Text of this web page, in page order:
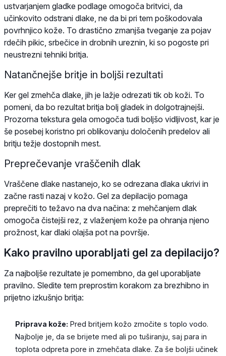
ustvarjanjem gladke podlage omogoča britvici, da
učinkovito odstrani dlake, ne da bi pri tem poškodovala
povrhnjico kože. To drastično zmanjša tveganje za pojav
rdečih pikic, srbečice in drobnih ureznin, ki so pogoste pri
neustrezni tehniki britja.
Natančnejše britje in boljši rezultati
Ker gel zmehča dlake, jih je lažje odrezati tik ob koži. To
pomeni, da bo rezultat britja bolj gladek in dolgotrajnejši.
Prozorna tekstura gela omogoča tudi boljšo vidljivost, kar je
še posebej koristno pri oblikovanju določenih predelov ali
britju težje dostopnih mest.
Preprečevanje vraščenih dlak
Vraščene dlake nastanejo, ko se odrezana dlaka ukrivi in
začne rasti nazaj v kožo. Gel za depilacijo pomaga
preprečiti to težavo na dva načina: z mehčanjem dlak
omogoča čistejši rez, z vlaženjem kože pa ohranja njeno
prožnost, kar dlaki olajša pot na površje.
Kako pravilno uporabljati gel za depilacijo?
Za najboljše rezultate je pomembno, da gel uporabljate
pravilno. Sledite tem preprostim korakom za brezhibno in
prijetno izkušnjo britja:
Priprava kože: Pred britjem kožo zmočite s toplo vodo.
Najbolje je, da se brijete med ali po tuširanju, saj para in
toplota odpreta pore in zmehčata dlake. Za še boljši učinek